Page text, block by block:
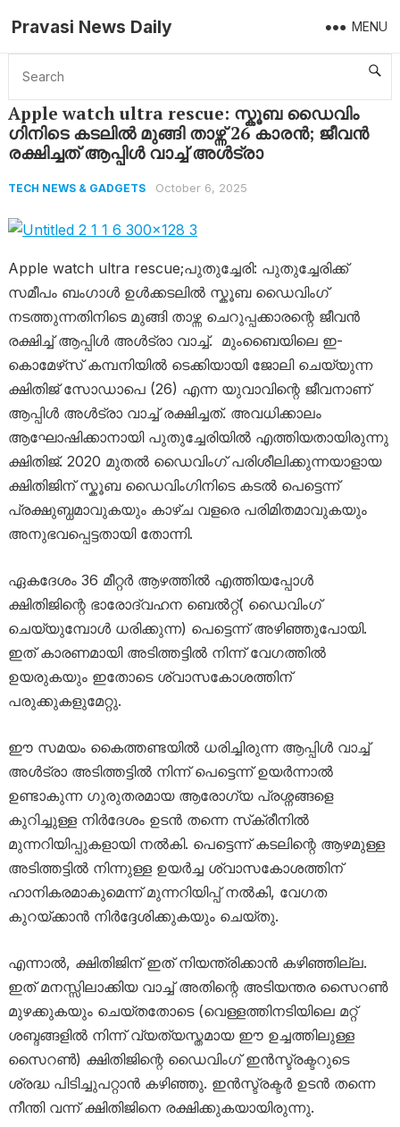
Pravasi News Daily MENU
Home Tech News & Gadgets Apple watch ultra rescue: സ്കൂബ ഡൈവിം​ഗിനിടെ കടലിൽ മുങ്ങി താഴ്ന്ന് 26 കാരൻ; ജീവൻ രക്ഷിച്ചത് ആപ്പിൾ വാച്ച് അൾട്രാ
Apple watch ultra rescue: സ്കൂബ ഡൈവിം​
ഗിനിടെ കടലിൽ മുങ്ങി താഴ്ന്ന് 26 കാരൻ; ജീവൻ
രക്ഷിച്ചത് ആപ്പിൾ വാച്ച് അൾട്രാ
TECH NEWS & GADGETS October 6, 2025
Apple watch ultra rescue;പുതുച്ചേരി: പുതുച്ചേരിക്ക്
സമീപം ബംഗാൾ ഉൾക്കടലിൽ സ്കൂബ ഡൈവിംഗ്
നടത്തുന്നതിനിടെ മുങ്ങി താഴ്ന്ന ചെറുപ്പക്കാരന്റെ ജീവൻ
രക്ഷിച്ച് ആപ്പിൾ അൾട്രാ വാച്ച്. മുംബൈയിലെ ഇ-
കൊമേഴ്‌സ് കമ്പനിയിൽ ടെക്കിയായി ജോലി ചെയ്യുന്ന
ക്ഷിതിജ് സോഡാപെ (26) എന്ന യുവാവിന്റെ ജീവനാണ്
ആപ്പിൾ അൾട്രാ വാച്ച് രക്ഷിച്ചത്. അവധിക്കാലം
ആഘോഷിക്കാനായി പുതുച്ചേരിയിൽ എത്തിയതായിരുന്നു
ക്ഷിതിജ്. 2020 മുതൽ ഡൈവിംഗ് പരിശീലിക്കുന്നയാളായ
ക്ഷിതിജിന് സ്കൂബ ഡൈവിം​ഗിനിടെ കടൽ പെട്ടെന്ന്
പ്രക്ഷുബ്ധമാവുകയും കാഴ്ച വളരെ പരിമിതമാവുകയും
അനുഭവപ്പെട്ടതായി തോന്നി.
ഏകദേശം 36 മീറ്റർ ആഴത്തിൽ എത്തിയപ്പോൾ
ക്ഷിതിജിന്റെ ഭാരോദ്വഹന ബെൽറ്റ്( ഡൈവിം​ഗ്
ചെയ്യുമ്പോൾ ധരിക്കുന്ന) പെട്ടെന്ന് അഴിഞ്ഞുപോയി.
ഇത് കാരണമായി അടിത്തട്ടിൽ നിന്ന് വേഗത്തിൽ
ഉയരുകയും ഇതോടെ ശ്വാസകോശത്തിന്
പരുക്കുകളുമേറ്റു.
ഈ സമയം കൈത്തണ്ടയിൽ ധരിച്ചിരുന്ന ആപ്പിൾ വാച്ച്
അൾട്രാ അടിത്തട്ടിൽ നിന്ന് പെട്ടെന്ന് ഉയർന്നാൽ
ഉണ്ടാകുന്ന ​ഗുരുതരമായ ആ​രോ​ഗ്യ പ്രശ്നങ്ങളെ
കുറിച്ചുള്ള നിർദേശം ഉടൻ തന്നെ സ്‌ക്രീനിൽ
മുന്നറിയിപ്പുകളായി നൽകി. പെട്ടെന്ന് കടലിന്റെ ആഴമുള്ള
അടിത്തട്ടിൽ നിന്നുള്ള ഉയർച്ച ശ്വാസകോശത്തിന്
ഹാനികരമാകുമെന്ന് മുന്നറിയിപ്പ് നൽകി, വേഗത
കുറയ്ക്കാൻ നിർദ്ദേശിക്കുകയും ചെയ്തു.
എന്നാൽ, ക്ഷിതിജിന് ഇത് നിയന്ത്രിക്കാൻ കഴിഞ്ഞില്ല.
ഇത് മനസ്സിലാക്കിയ വാച്ച് അതിന്റെ അടിയന്തര സൈറൺ
മുഴക്കുകയും ചെയ്തതോടെ (വെള്ളത്തിനടിയിലെ മറ്റ്
ശബ്ദങ്ങളിൽ നിന്ന് വ്യത്യസ്തമായ ഈ ഉച്ചത്തിലുള്ള
സൈറൺ) ക്ഷിതിജിന്റെ ഡൈവിംഗ് ഇൻസ്ട്രക്ടറുടെ
ശ്രദ്ധ പിടിച്ചുപറ്റാൻ കഴിഞ്ഞു. ഇൻസ്ട്രക്ടർ ഉടൻ തന്നെ
നീന്തി വന്ന് ക്ഷിതിജിനെ രക്ഷിക്കുകയായിരുന്നു.